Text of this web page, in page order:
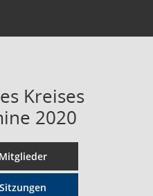
Kreises
2020
Mitglieder
Sitzungen